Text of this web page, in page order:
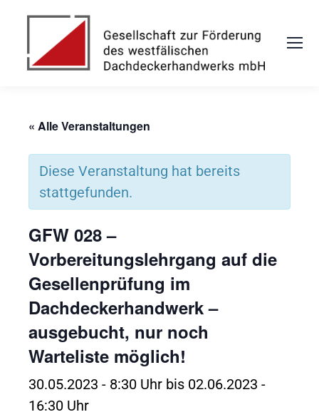
« Alle Veranstaltungen
Diese Veranstaltung hat bereits
stattgefunden.
GFW 028 –
Vorbereitungslehrgang auf die
Gesellenprüfung im
Dachdeckerhandwerk –
ausgebucht, nur noch
Warteliste möglich!
30.05.2023 - 8:30 Uhr bis 02.06.2023 -
16:30 Uhr